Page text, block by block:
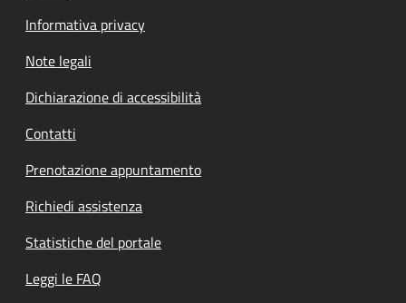
Informativa privacy
Note legali
Dichiarazione di accessibilità
Contatti
Prenotazione appuntamento
Richiedi assistenza
Statistiche del portale
Leggi le FAQ